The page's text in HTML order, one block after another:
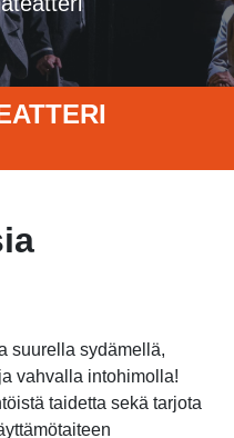
suurella sydämellä,
vahvalla intohimolla!
taidetta sekä tarjota